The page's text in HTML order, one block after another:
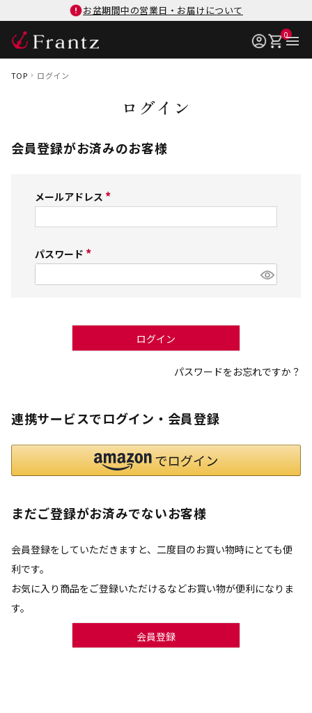
お盆期間中の営業日・お届けについて
0
TOP ログイン
ログイン
会員登録がお済みのお客様
メールアドレス
必
パスワード
必
)
ログイン
パスワードをお忘れですか？
連携サービスでログイン・会員登録
まだご登録がお済みでないお客様
会員登録をしていただきますと、二度目のお買い物時にとても便
利です。
お気に入り商品をご登録いただけるなどお買い物が便利になりま
す。
会員登録